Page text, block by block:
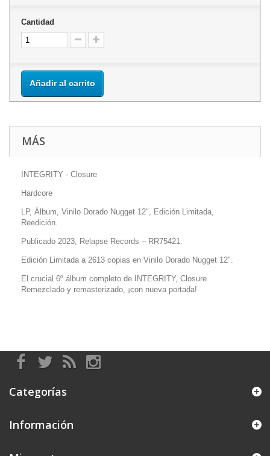
Cantidad
Añadir al carrito
MÁS
INTEGRITY - Closure
Hardcore
LP, Álbum, Vinilo Dorado Nugget 12", Edición Limitada,
Reedición.
Publicado 2023, Relapse Records – RR75421.
Edición Limitada a 2613 copias en Vinilo Dorado Nugget 12".
El crucial 6º álbum completo de INTEGRITY, Closure.
Remezclado y remasterizado, ¡con nueva portada!
Categorías
Información